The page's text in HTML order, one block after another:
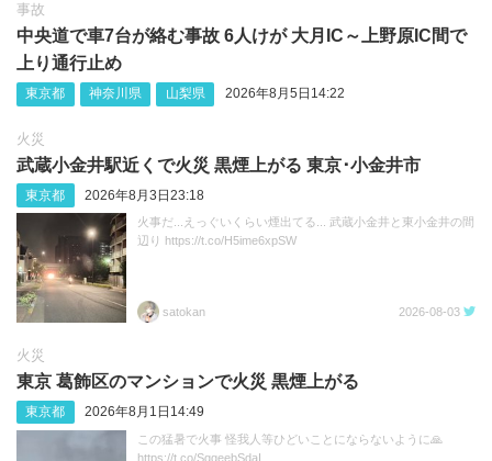
事故
中央道で車7台が絡む事故 6人けが 大月IC～上野原IC間で
上り通行止め
東京都 神奈川県 山梨県 2026年8月5日14:22
火災
武蔵小金井駅近くで火災 黒煙上がる 東京･小金井市
東京都 2026年8月3日23:18
火事だ...えっぐいくらい煙出てる... 武蔵小金井と東小金井の間
辺り https://t.co/H5ime6xpSW
satokan 2026-08-03
火災
東京 葛飾区のマンションで火災 黒煙上がる
東京都 2026年8月1日14:49
この猛暑で火事 怪我人等ひどいことにならないように🙏
https://t.co/SqqeebSdaI